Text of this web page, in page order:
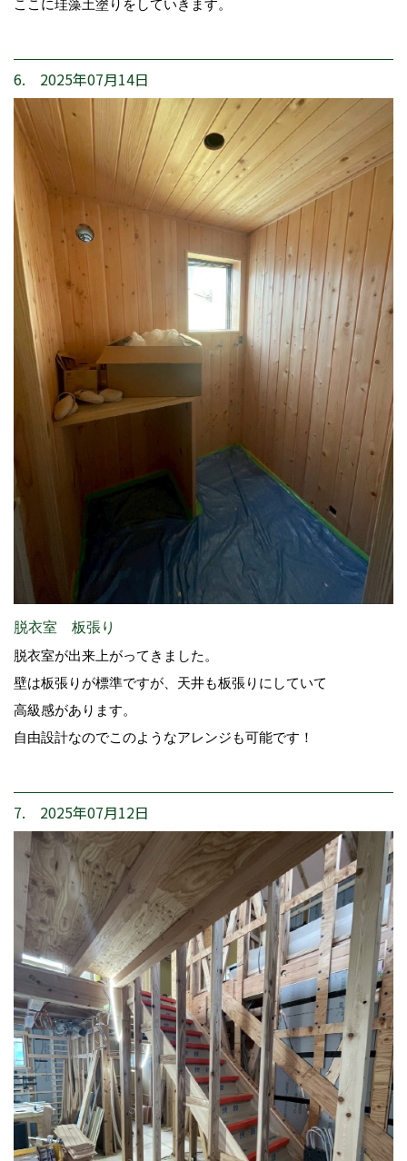
ここに珪藻土塗りをしていきます。
6. 2025年07月14日
脱衣室 板張り
脱衣室が出来上がってきました。
壁は板張りが標準ですが、天井も板張りにしていて
高級感があります。
自由設計なのでこのようなアレンジも可能です！
7. 2025年07月12日